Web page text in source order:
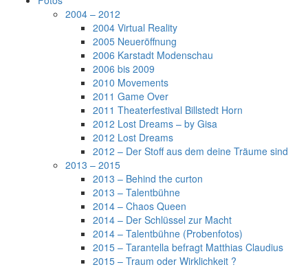
2004 – 2012
2004 Virtual Reality
2005 Neueröffnung
2006 Karstadt Modenschau
2006 bis 2009
2010 Movements
2011 Game Over
2011 Theaterfestival Billstedt Horn
2012 Lost Dreams – by Gisa
2012 Lost Dreams
2012 – Der Stoff aus dem deine Träume sind
2013 – 2015
2013 – Behind the curton
2013 – Talentbühne
2014 – Chaos Queen
2014 – Der Schlüssel zur Macht
2014 – Talentbühne (Probenfotos)
2015 – Tarantella befragt Matthias Claudius
2015 – Traum oder Wirklichkeit ?